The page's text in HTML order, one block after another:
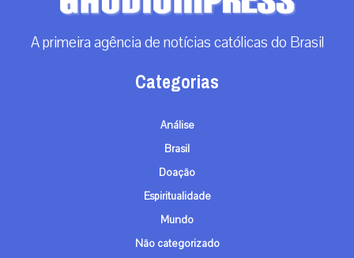
A primeira agência de notícias católicas do Brasil
Categorias
Análise
Brasil
Doação
Espiritualidade
Mundo
Não categorizado